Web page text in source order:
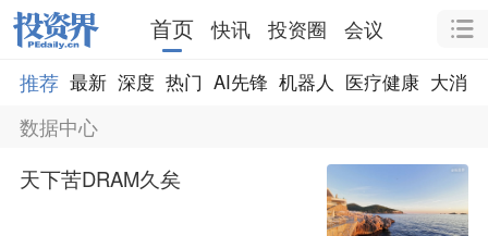
首页 快讯 投资圈
会议
推荐 最新 深度 热门 AI先锋 机器人 医疗健康 大消费
数据中心
天下苦DRAM久矣